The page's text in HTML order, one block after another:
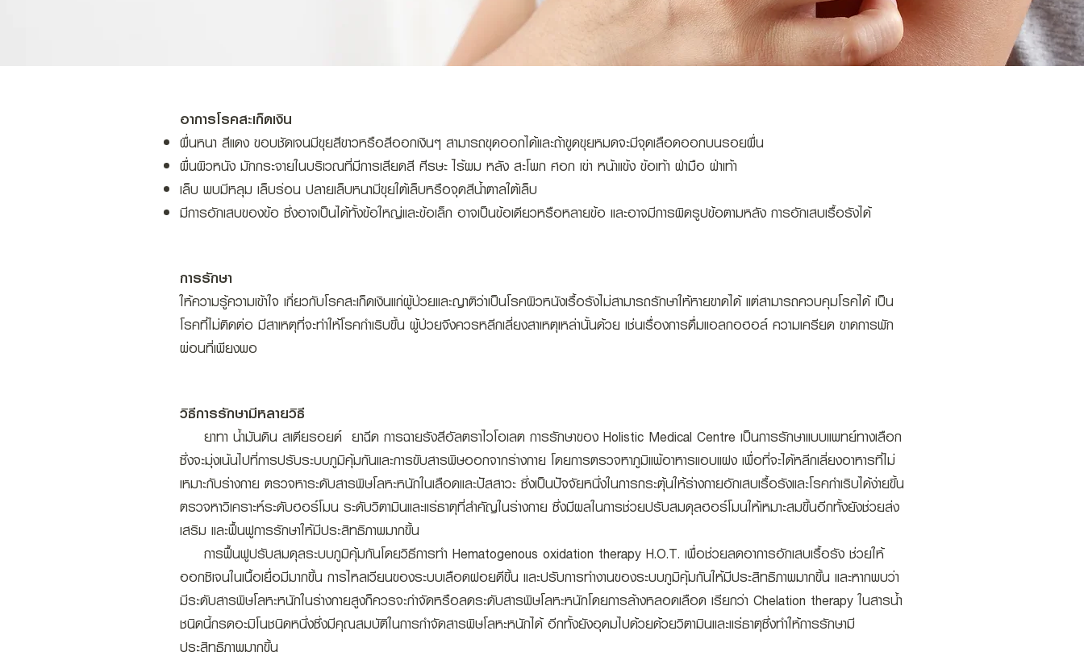
​อาการโรคสะเก็ดเงิน
ผื่นหนา สีแดง ขอบชัดเจนมีขุยสีขาวหรือสีออกเงินๆ สามารถขุดออกได้และถ้าขูดขุยหมดจะมีจุดเลือดออกบนรอยผื่น
ผื่นผิวหนัง มักกระจายในบริเวณที่มีการเสียดสี ศีรษะ ไร้ผม หลัง สะโพก ศอก เข่า หน้าแข้ง ข้อเท้า ฝ่ามือ ฝ่าเท้า
เล็บ พบมีหลุม เล็บร่อน ปลายเล็บหนามีขุยใต้เล็บหรือจุดสีน้ำตาลใต้เล็บ
มีการอักเสบของข้อ ซึ่งอาจเป็นได้ทั้งข้อใหญ่และข้อเล็ก อาจเป็นข้อเดียวหรือหลายข้อ และอาจมีการผิดรูปข้อตามหลัง การอักเสบเรื้อรังได้
การรักษา
ให้ความรู้ความเข้าใจ เกี่ยวกับโรคสะเก็ดเงินแก่ผู้ป่วยและญาติว่าเป็นโรคผิวหนังเรื้อรังไม่สามารถรักษาให้หายขาดได้ แต่สามารถควบคุมโรคได้ เป็น
โรคที่ไม่ติดต่อ มีสาเหตุที่จะทำให้โรคกำเริบขึ้น ผู้ป่วยจึงควรหลีกเลี่ยงสาเหตุเหล่านั้นด้วย เช่นเรื่องการดื่มแอลกอฮอล์ ความเครียด ขาดการพัก
ผ่อนที่เพียงพอ
วิธีการรักษามีหลายวิธี
ยาทา น้ำมันดิน สเตียรอยด์ ยาฉีด การฉายรังสีอัลตราไวโอเลต การรักษาของ Holistic Medical Centre เป็นการรักษาแบบแพทย์ทางเลือก
ซึ่งจะมุ่งเน้นไปที่การปรับระบบภูมิคุ้มกันและการขับสารพิษออกจากร่างกาย โดยการตรวจหาภูมิแพ้อาหารแอบแฝง เพื่อที่จะได้หลีกเลี่ยงอาหารที่ไม่
เหมาะกับร่างกาย ตรวจหาระดับสารพิษโลหะหนักในเลือดและปัสสาวะ ซึ่งเป็นปัจจัยหนึ่งในการกระตุ้นให้ร่างกายอักเสบเรื้อรังและโรคกำเริบได้ง่ายขึ้น
ตรวจหาวิเคราะห์ระดับฮอร์โมน ระดับวิตามินและแร่ธาตุที่สำคัญในร่างกาย ซึ่งมีผลในการช่วยปรับสมดุลฮอร์โมนให้เหมาะสมขึ้นอีกทั้งยังช่วยส่ง
เสริม และฟื้นฟูการรักษาให้มีประสิทธิภาพมากขึ้น
การฟื้นฟูปรับสมดุลระบบภูมิคุ้มกันโดยวิธีการทำ Hematogenous oxidation therapy H.O.T. เพื่อช่วยลดอาการอักเสบเรื้อรัง ช่วยให้
ออกซิเจนในเนื้อเยื่อมีมากขึ้น การไหลเวียนของระบบเลือดฝอยดีขึ้น และปรับการทำงานของระบบภูมิคุ้มกันให้มีประสิทธิภาพมากขึ้น และหากพบว่า
มีระดับสารพิษโลหะหนักในร่างกายสูงก็ควรจะกำจัดหรือลดระดับสารพิษโลหะหนักโดยการล้างหลอดเลือด เรียกว่า Chelation therapy ในสารน้ำ
ชนิดนี้กรดอะมิโนชนิดหนึ่งซึ่งมีคุณสมบัติในการกำจัดสารพิษโลหะหนักได้ อีกทั้งยังอุดมไปด้วยด้วยวิตามินและแร่ธาตุซึ่งทำให้การรักษามี
ประสิทธิภาพมากขึ้น